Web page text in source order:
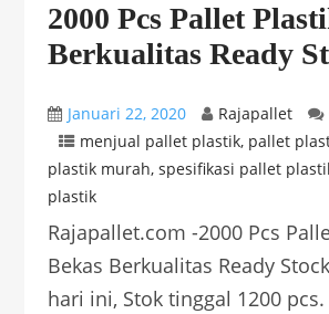
2000 Pcs Pallet
Berkualitas Ready
Januari 22, 2020 Rajapallet
menjual pallet plastik, pallet
plastik murah, spesifikasi pallet
plastik
Rajapallet.com -2000 Pcs
Bekas Berkualitas Ready
hari ini, Stok tinggal 1200